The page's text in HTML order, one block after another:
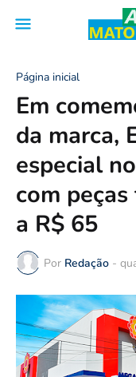
Página inicial
Em
da marca,
especial
com
a R$ 65
Por Redação -